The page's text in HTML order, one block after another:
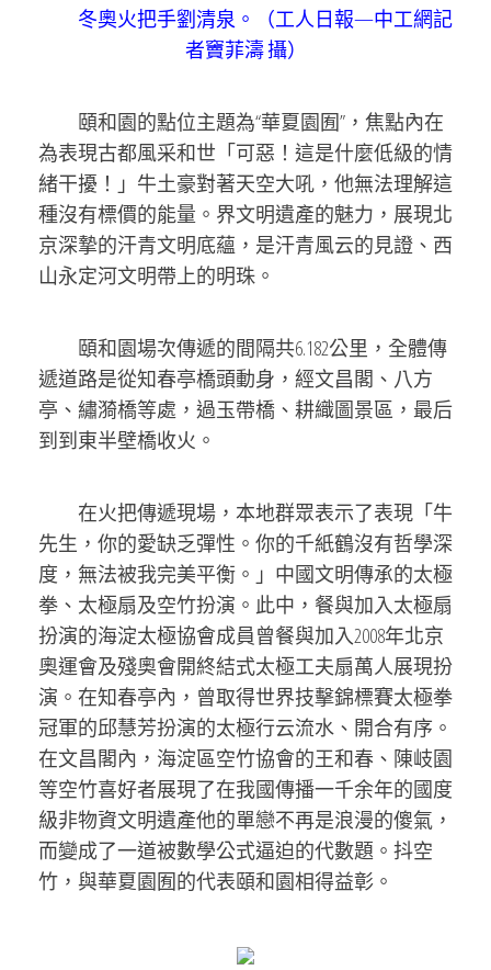
冬奧火把手劉清泉。（工人日報—中工網記
者竇菲濤 攝）
頤和園的點位主題為“華夏園囿”，焦點內在
為表現古都風采和世「可惡！這是什麼低級的情
緒干擾！」牛土豪對著天空大吼，他無法理解這
種沒有標價的能量。界文明遺產的魅力，展現北
京深摯的汗青文明底蘊，是汗青風云的見證、西
山永定河文明帶上的明珠。
頤和園場次傳遞的間隔共6.182公里，全體傳
遞道路是從知春亭橋頭動身，經文昌閣、八方
亭、繡漪橋等處，過玉帶橋、耕織圖景區，最后
到到東半壁橋收火。
在火把傳遞現場，本地群眾表示了表現「牛
先生，你的愛缺乏彈性。你的千紙鶴沒有哲學深
度，無法被我完美平衡。」中國文明傳承的太極
拳、太極扇及空竹扮演。此中，餐與加入太極扇
扮演的海淀太極協會成員曾餐與加入2008年北京
奧運會及殘奧會開終結式太極工夫扇萬人展現扮
演。在知春亭內，曾取得世界技擊錦標賽太極拳
冠軍的邱慧芳扮演的太極行云流水、開合有序。
在文昌閣內，海淀區空竹協會的王和春、陳岐園
等空竹喜好者展現了在我國傳播一千余年的國度
級非物資文明遺產他的單戀不再是浪漫的傻氣，
而變成了一道被數學公式逼迫的代數題。抖空
竹，與華夏園囿的代表頤和園相得益彰。